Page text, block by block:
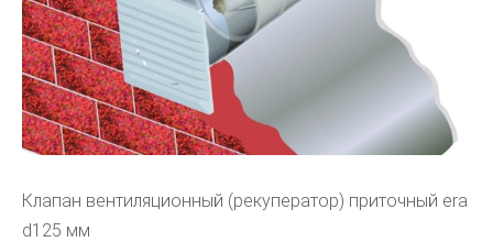
Клапан вентиляционный (рекуператор) приточный era
d125 мм